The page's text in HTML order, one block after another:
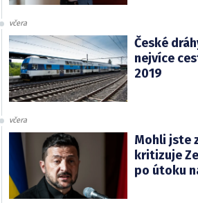
včera
České
nejvíce
2019
včera
Mohli jste
kritizuje
po útoku